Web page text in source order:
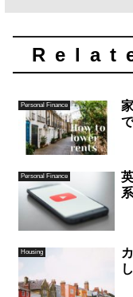
Personal Finance
Personal Finance
Housing